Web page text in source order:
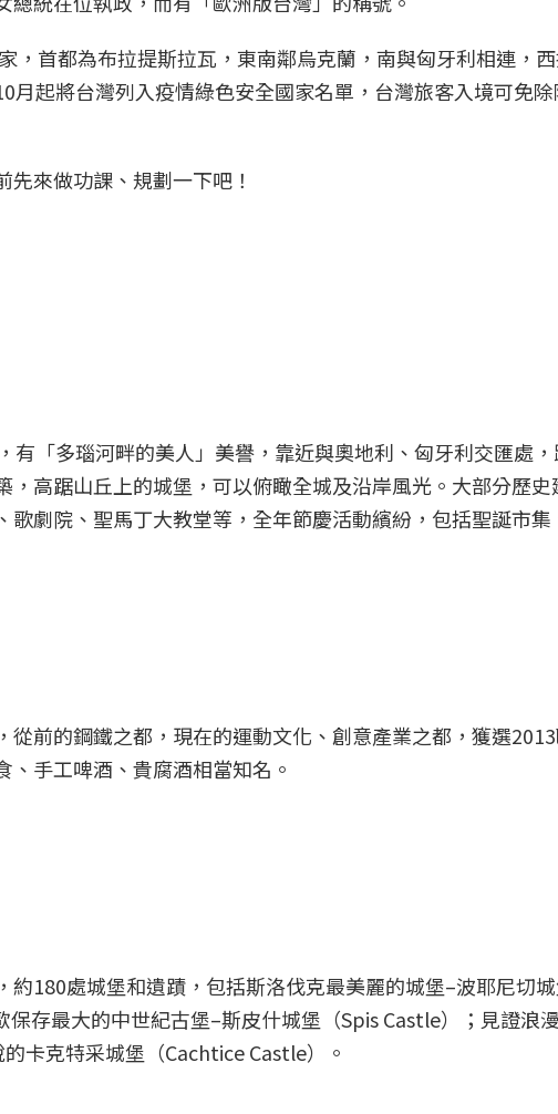
，首都為布拉提斯拉瓦，東南鄰烏克蘭，南與匈牙利相連，
月起將台灣列入疫情綠色安全國家名單，台灣旅客入境可免
來做功課、規劃一下吧！
「多瑙河畔的美人」美譽，靠近與奧地利、匈牙利交匯處
高踞山丘上的城堡，可以俯瞰全城及沿岸風光。大部分歷
劇院、聖馬丁大教堂等，全年節慶活動繽紛，包括聖誕市集
前的鋼鐵之都，現在的運動文化、創意產業之都，獲選
手工啤酒、貴腐酒相當知名。
180處城堡和遺蹟，包括斯洛伐克最美麗的城堡–波耶尼切
存最大的中世紀古堡–斯皮什城堡（Spis Castle）；見證浪
卡克特采城堡（Cachtice Castle）。